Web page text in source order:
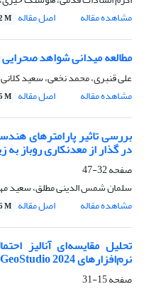
مشاهده مقاله
اصل مقاله M
مطالعه میدانی شواهد
علی قنبری، محمد نخعی، سعید
مشاهده مقاله
اصل مقاله M
بررسی تاثیر پارامترهای
در گذار از معدنکاری روباز به
صفحه32-47
سلمان شمس الدینی مطلق، سعید
مشاهده مقاله
اصل مقاله M
تحلیل مقایسه‌ای آنالیز
نرم‌افزارهای Plaxis LE V21 ، GeoStudio 2024 و Slide2
صفحه15-31